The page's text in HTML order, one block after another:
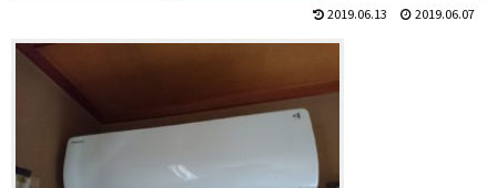
2019.06.13 2019.06.07